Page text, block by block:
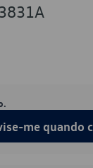
me quando